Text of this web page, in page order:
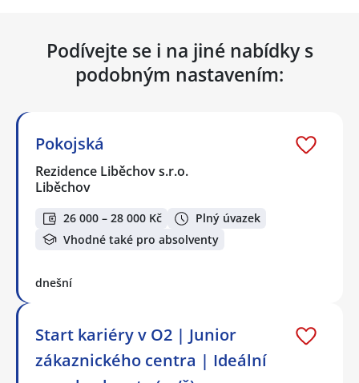
Podívejte se i na jiné nabídky s
podobným nastavením:
Pokojská
Rezidence Liběchov s.r.o.
Liběchov
26 000 – 28 000 Kč
Plný úvazek
Vhodné také pro absolventy
dnešní
Start kariéry v O2 | Junior
zákaznického centra | Ideální